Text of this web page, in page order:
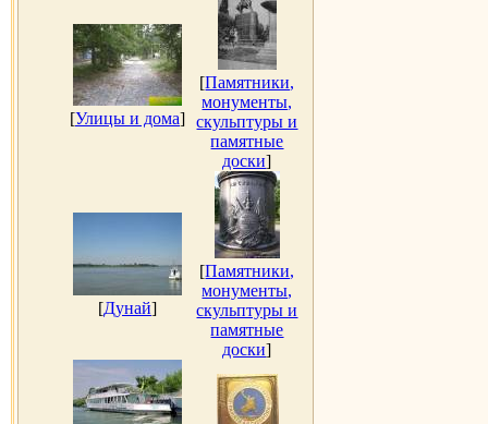
[Улицы и дома]
[Памятники,
монументы,
скульптуры и
памятные
доски]
[Дунай]
[Памятники,
монументы,
скульптуры и
памятные
доски]